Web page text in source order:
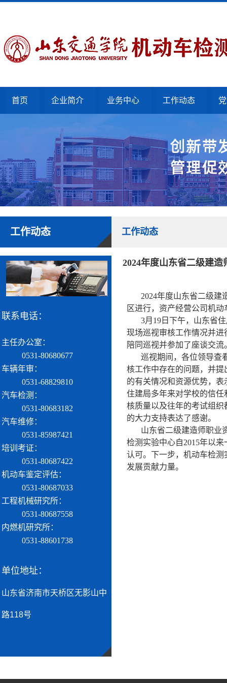
首页 企业简介 业务中心 工作动态
工作动态
联系电话：
主任办公室：
0531-80680677
车辆年审：
0531-68829810
汽车检测：
0531-80683182
汽车维修：
0531-85987421
培训考证：
0531-80687422
机动车鉴定评估：
0531-80687033
工程机械研究所：
0531-80687558
内燃机研究所：
0531-88601738
单位地址：
山东省济南市天桥区无影山中
路118号
工作动态
2024年度山东省二级建
2024年度山东省二级建
区进行，资产经营公司机
3月19日下午，山东省
现场巡视审核工作情况并
陪同巡视并参加了座谈交流
巡视期间，各位领导查
核工作中存在的问题，并
的有关情况和资源优势，
住建局多年来对学校的信
核质量以及往年的考试组
的大力支持表达了感谢。
山东省二级建造师职业
检测实验中心自2015年以
认可。下一步，机动车检
发展贡献力量。